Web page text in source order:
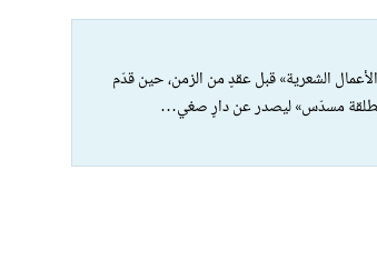
الشعرية» قبل عقدٍ من الزمن، حين قدّم
كطلقة مسدّس» ليصدر عن دارٍ صغي…